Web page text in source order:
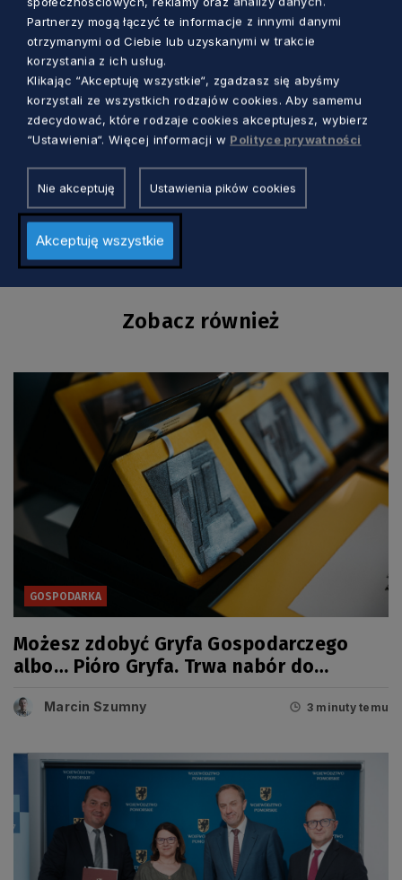
TOKARCZYK
Zobacz również
GOSPODARKA
Możesz zdobyć Gryfa Gospodarczego
albo… Pióro Gryfa. Trwa nabór do
Marcin Szumny 3 minuty temu
Partnerzy mogą łączyć te informacje z innymi danymi
otrzymanymi od Ciebie lub uzyskanymi w trakcie
korzystania z ich usług.
Klikając “Akceptuję wszystkie“, zgadzasz się abyśmy
korzystali ze wszystkich rodzajów cookies. Aby samemu
zdecydować, które rodzaje cookies akceptujesz, wybierz
“Ustawienia“. Więcej informacji w Polityce prywatności
Nie akceptuję Ustawienia pików cookies
Akceptuję wszystkie